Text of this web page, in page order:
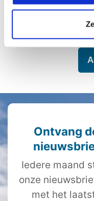
Lees meer
Ontvang
Iedere maand
onze
met het